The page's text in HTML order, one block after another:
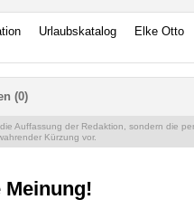
Urlaubskatalog Elke Otto
(0)
Auffassung der Redaktion, sondern die
Kürzung vor.
Meinung!